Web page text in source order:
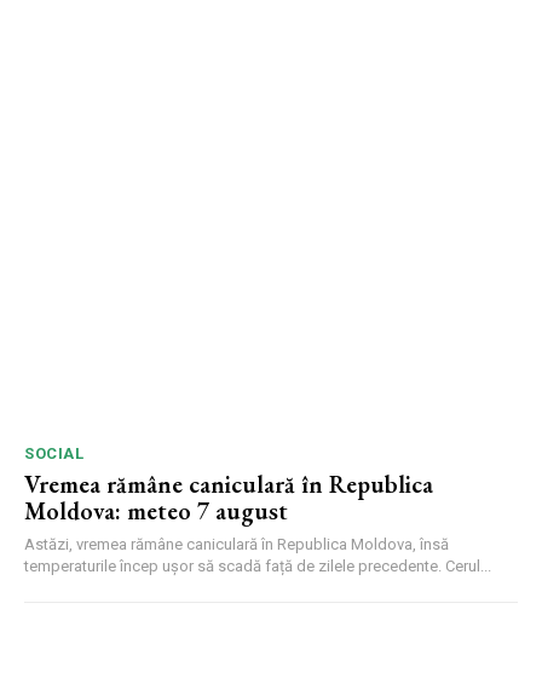
SOCIAL
Vremea rămâne caniculară în Republica
Moldova: meteo 7 august
Astăzi, vremea rămâne caniculară în Republica Moldova, însă
temperaturile încep ușor să scadă față de zilele precedente. Cerul...